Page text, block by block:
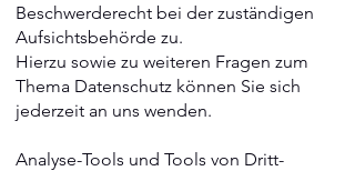
Beschwerderecht bei der zuständigen
Aufsichtsbehörde zu.
Hierzu sowie zu weiteren Fragen zum
Thema Datenschutz können Sie sich
jederzeit an uns wenden.
Analyse-Tools und Tools von Dritt­